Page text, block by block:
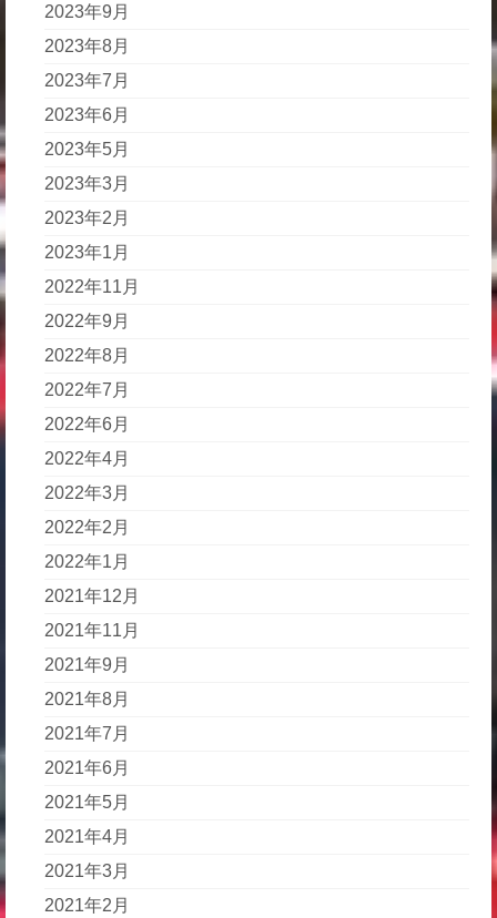
2023年9月
2023年8月
2023年7月
2023年6月
2023年5月
2023年3月
2023年2月
2023年1月
2022年11月
2022年9月
2022年8月
2022年7月
2022年6月
2022年4月
2022年3月
2022年2月
2022年1月
2021年12月
2021年11月
2021年9月
2021年8月
2021年7月
2021年6月
2021年5月
2021年4月
2021年3月
2021年2月